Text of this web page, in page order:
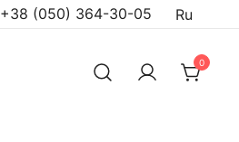
+38 (050) 364-30-05 Ru
0